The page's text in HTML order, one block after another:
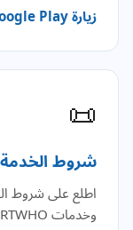
زيارة Google Play →
📜
شروط الخدمة
اطلع على شروط
وخدمات SMARTWHO. متاحة بـ 16 لغة.